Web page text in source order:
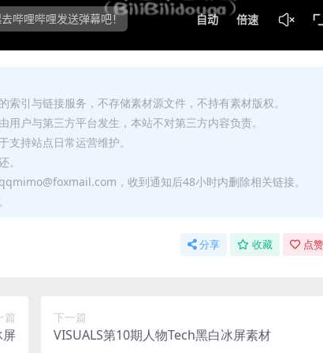
引与链接服务，不存储素材源文件，不持有素材版权。
户与第三方平台发生，本站不对第三方内容负责。
持站点日常运营维护。
。
，收到通知后48小时内删除相关链接。
分享 收藏 点
篇
屏
下一篇
VISUALS第10期人物Tech黑白冰屏素材